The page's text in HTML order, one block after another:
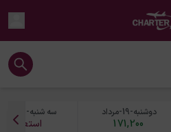
دوشنبه-19-مرداد
171,200
سه شنبه-20-مرداد
استعلام